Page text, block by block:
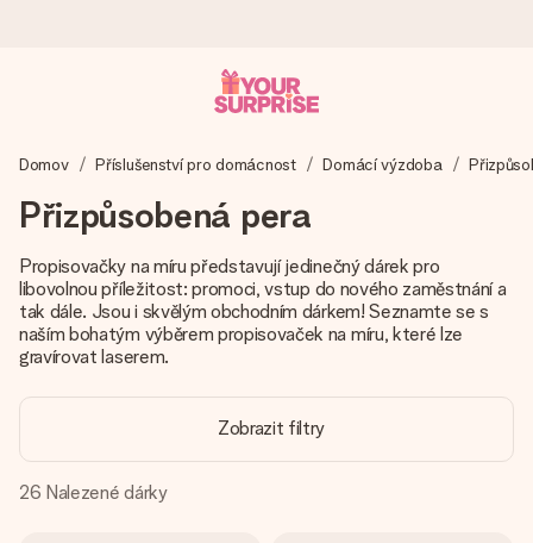
Váš dárek vytvoříme s láskou a bleskově odešleme –
tom nejvíc záleží.
4,8 (na základě +15 000 recenzí)
Naše dárky inspirují. Zákazníci nás na Google Reviews
Přáníčko zdarma
Domov Příslušenství pro domácnost Domácí výzdoba
Přizpůsobená pera
Propisovačky na míru představují jedinečný dárek pro
libovolnou příležitost: promoci, vstup do nového zaměstnání a
tak dále. Jsou i skvělým obchodním dárkem! Seznamte se s
naším bohatým výběrem propisovaček na míru, které lze
gravírovat laserem.
Zobrazit filtry
26 Nalezené dárky